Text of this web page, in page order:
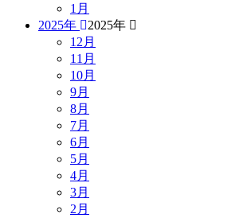
1月
2025年
2025年
12月
11月
10月
9月
8月
7月
6月
5月
4月
3月
2月